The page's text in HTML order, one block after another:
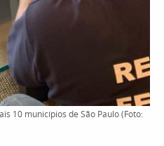
10 municípios de São Paulo (Foto: